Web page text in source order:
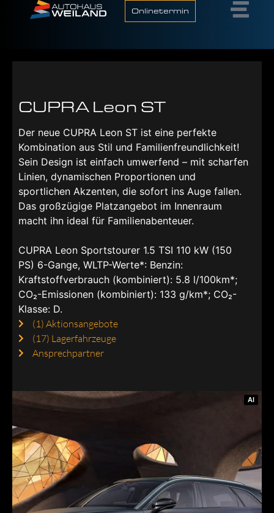
Onlinetermin
CUPRA Leon ST
Der neue CUPRA Leon ST ist eine perfekte
Kombination aus Stil und Familienfreundlichkeit!
Sein Design ist einfach umwerfend – mit scharfen
Linien, dynamischen Proportionen und
sportlichen Akzenten, die sofort ins Auge fallen.
Das großzügige Platzangebot im Innenraum
macht ihn ideal für Familienabenteuer.
CUPRA Leon Sportstourer 1.5 TSI 110 kW (150
PS) 6-Gange, WLTP-Werte*: Benzin:
Kraftstoffverbrauch (kombiniert): 5.8 l/100km*;
CO₂-Emissionen (kombiniert): 133 g/km*; CO₂-
Klasse: D.
(1) Aktionsangebote
(17) Lagerfahrzeuge
Ansprechpartner
AI